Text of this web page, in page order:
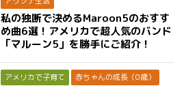
私の独断で決めるMaroon5のおすす
め曲6選！アメリカで超人気のバンド
「マルーン5」を勝手にご紹介！
アメリカで子育て 赤ちゃんの成長（0歳）